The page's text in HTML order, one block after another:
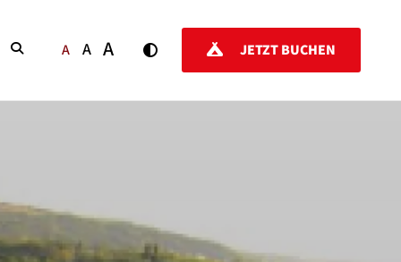
SUCHENA A A JETZT BUCHEN